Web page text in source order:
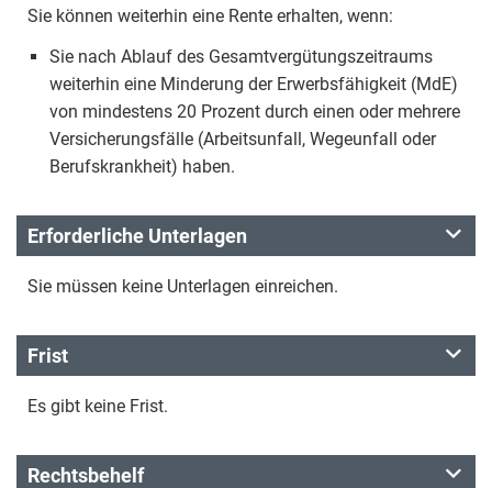
Sie können weiterhin eine Rente erhalten, wenn:
Sie nach Ablauf des Gesamtvergütungszeitraums
weiterhin eine Minderung der Erwerbsfähigkeit (MdE)
von mindestens 20 Prozent durch einen oder mehrere
Versicherungsfälle (Arbeitsunfall, Wegeunfall oder
Berufskrankheit) haben.
Erforderliche Unterlagen
Sie müssen keine Unterlagen einreichen.
Frist
Es gibt keine Frist.
Rechtsbehelf